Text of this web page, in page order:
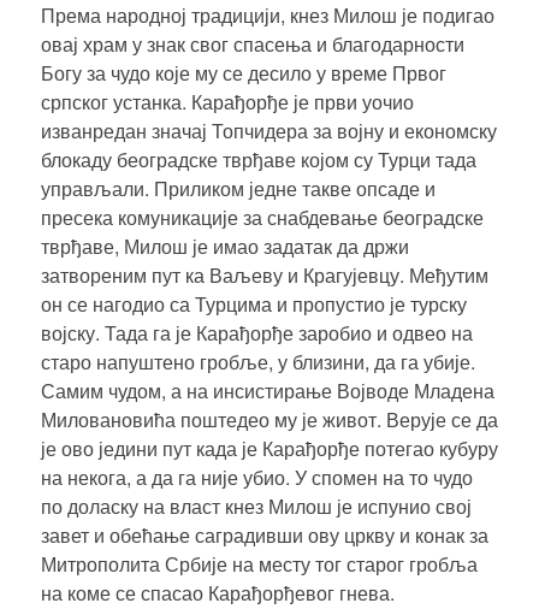
Према народној традицији, кнез Милош је подигао
овај храм у знак свог спасења и благодарности
Богу за чудо које му се десило у време Првог
српског устанка. Карађорђе је први уочио
изванредан значај Топчидера за војну и економску
блокаду београдске тврђаве којом су Турци тада
управљали. Приликом једне такве опсаде и
пресека комуникације за снабдевање београдске
тврђаве, Милош је имао задатак да држи
затвореним пут ка Ваљеву и Крагујевцу. Међутим
он се нагодио са Турцима и пропустио је турску
војску. Тада га је Карађорђе заробио и одвео на
старо напуштено гробље, у близини, да га убије.
Самим чудом, а на инсистирање Војводе Младена
Миловановића поштедео му је живот. Верује се да
је ово једини пут када је Карађорђе потегао кубуру
на некога, а да га није убио. У спомен на то чудо
по доласку на власт кнез Милош је испунио свој
завет и обећање саградивши ову цркву и конак за
Митрополита Србијена месту тог старог гробља
на коме се спасао Карађорђевог гнева.